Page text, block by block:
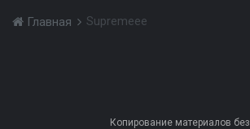
Главная Supremeee
Копирование материалов